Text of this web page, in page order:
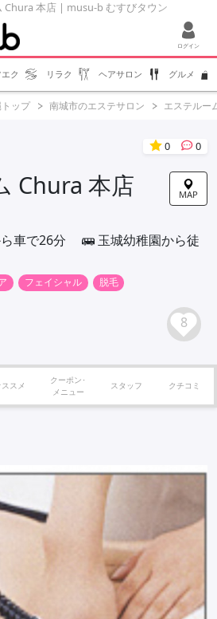
本店 | musu-b むすびタウン
ログイン
ク リラク ヘアサロン グルメ
ップ 南城市のエステサロン エステルー
0 0
MAP
Chura 本店
ら車で26分
玉城幼稚園から徒
フェイシャル 脱毛
8
ススメ
クーポン･
メニュー
スタッフ クチコミ